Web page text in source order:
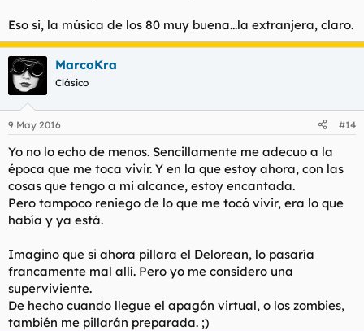
Eso si, la música de los 80 muy buena...la extranjera, claro.
MarcoKra
Clásico
9 May 2016 #14
Yo no lo echo de menos. Sencillamente me adecuo a la
época que me toca vivir. Y en la que estoy ahora, con las
cosas que tengo a mi alcance, estoy encantada.
Pero tampoco reniego de lo que me tocó vivir, era lo que
había y ya está.
Imagino que si ahora pillara el Delorean, lo pasaría
francamente mal allí. Pero yo me considero una
superviviente.
De hecho cuando llegue el apagón virtual, o los zombies,
también me pillarán preparada. ;)